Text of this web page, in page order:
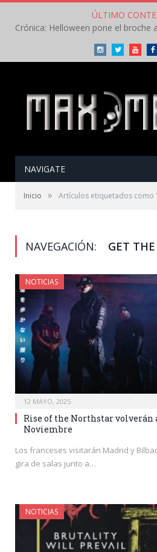
ÚLTIMO
InstagramTwitter
NAVIGATE
Inicio » Artículos etiquetados como
NAVEGACIÓN: GET
NOTICIAS
12 MAYO, 2025
Rise of the Northstar volverán
Noviembre
Los franceses visitarán Madrid y
gira de salas junto a…
NOTICIAS